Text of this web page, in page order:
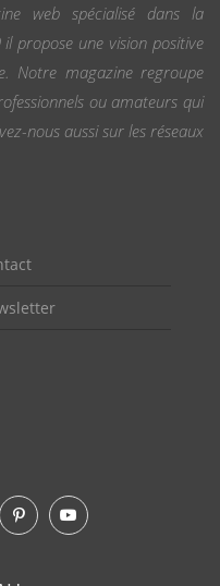
web spécialisé dans la
propose une vision positive
Notre magazine regroupe
ou amateurs qui
nous aussi sur les réseaux